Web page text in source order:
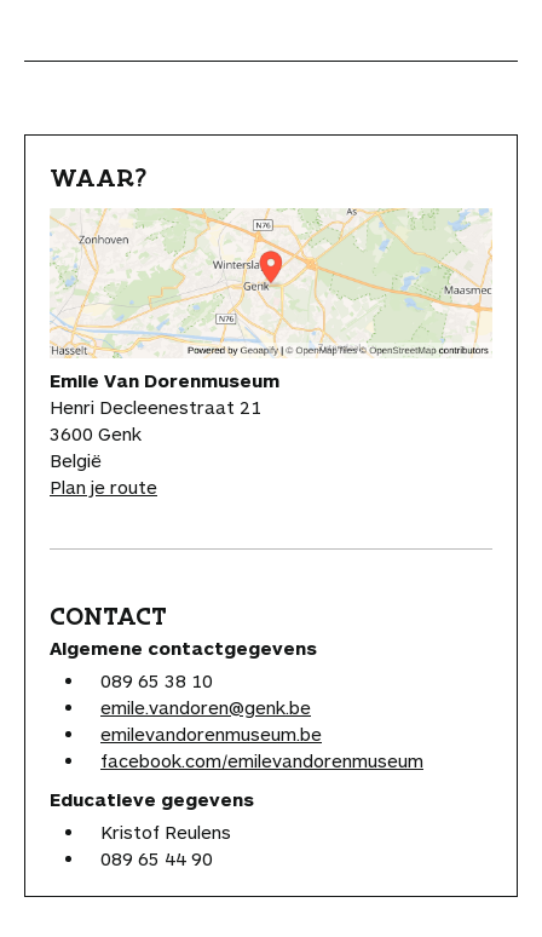
WAAR?
Emile Van Dorenmuseum
Henri Decleenestraat 21
3600 Genk
België
Plan je route
CONTACT
Algemene contactgegevens
089 65 38 10
emile.vandoren@genk.be
emilevandorenmuseum.be
facebook.com/emilevandorenmuseum
Educatieve gegevens
Kristof Reulens
089 65 44 90